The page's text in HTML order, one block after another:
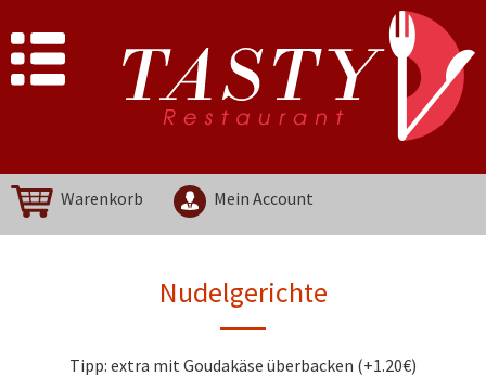
Warenkorb Mein Account
Nudelgerichte
Tipp: extra mit Goudakäse überbacken (+1.20€)